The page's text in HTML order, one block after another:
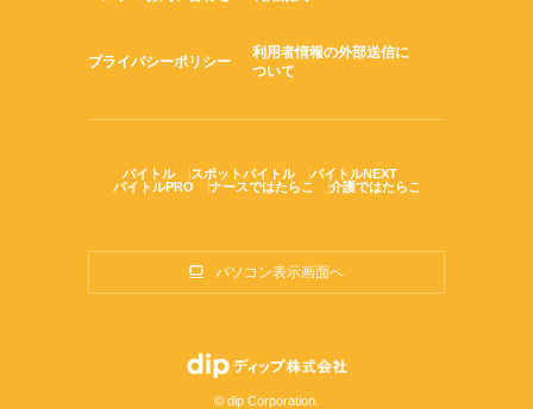
プライバシーポリシー
利用者情報の外部送信に
ついて
バイトル スポットバイトル
バイトルNEXT
バイトルPRO
ナースではたらこ 介護ではたらこ
パソコン表示画面へ
© dip Corporation.